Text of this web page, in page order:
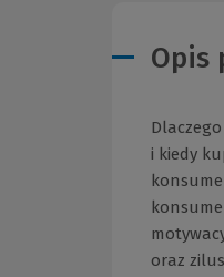
Opis
i kiedy
oraz